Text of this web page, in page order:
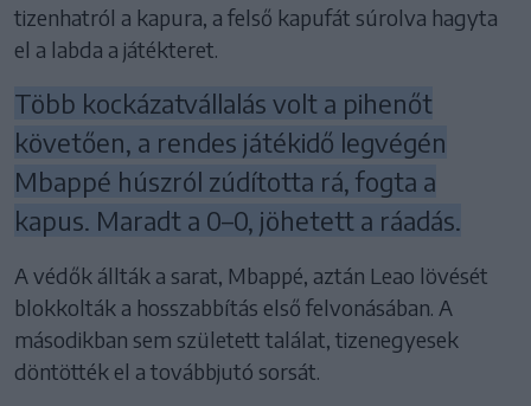
tizenhatról a kapura, a felső kapufát súrolva hagyta
el a labda a játékteret.
Több kockázatvállalás volt a pihenőt
követően, a rendes játékidő legvégén
Mbappé húszról zúdította rá, fogta a
kapus. Maradt a 0–0, jöhetett a ráadás.
A védők állták a sarat, Mbappé, aztán Leao lövését
blokkolták a hosszabbítás első felvonásában. A
másodikban sem született találat, tizenegyesek
döntötték el a továbbjutó sorsát.